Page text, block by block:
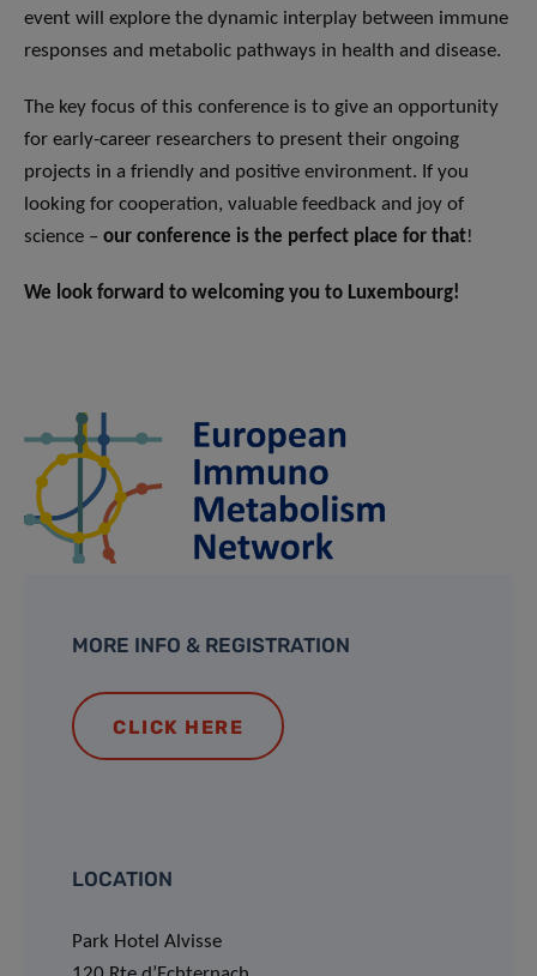
event will explore the dynamic interplay between immune
responses and metabolic pathways in health and disease.
The key focus of this conference is to give an opportunity
for early-career researchers to present their ongoing
projects in a friendly and positive environment. If you
looking for cooperation, valuable feedback and joy of
science – our conference is the perfect place for that!
We look forward to welcoming you to Luxembourg!
MORE INFO & REGISTRATION
CLICK HERE
LOCATION
Park Hotel Alvisse